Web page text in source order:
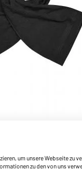
um unsere Webseite zu
zu den von uns